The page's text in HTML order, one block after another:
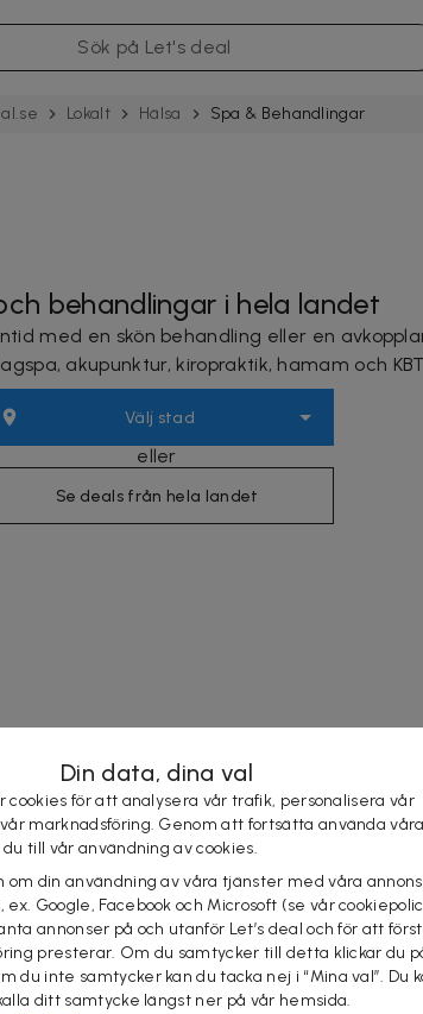
Lokalt Hälsa Spa & Behand­ling­ar
behandlingar i hela landet
med en skön behandling eller en
akupunktur, kiropraktik, hamam och
Välj stad
eller
Se deals från hela landet
Din data, dina val
cookies för att analysera vår trafik, personalisera vår
marknadsföring. Genom att fortsätta använda våra
till vår användning av cookies.
om din användning av våra tjänster med våra
Google, Facebook och Microsoft (se vår
annonser på och utanför Let’s deal och för att
presterar. Om du samtycker till detta klickar du
du inte samtycker kan du tacka nej i “Mina val”. Du
ditt samtycke längst ner på vår hemsida.